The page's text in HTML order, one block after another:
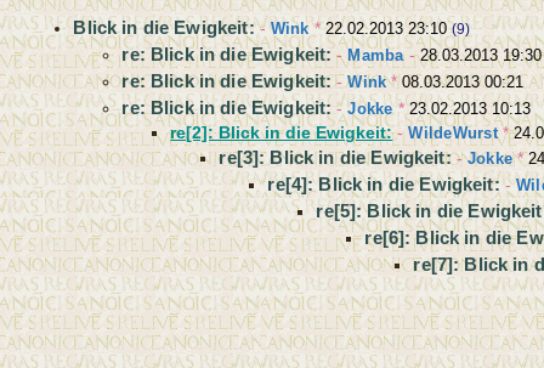
Blick in die Ewigkeit:-Wink *22.02.2013 23:10 (9)
re: Blick in die Ewigkeit: - Mamba-28.03.2013 19:30
re: Blick in die Ewigkeit:-Wink*08.03.2013 00:21
re: Blick in die Ewigkeit:-Jokke*23.02.2013 10:13
re[2]: Blick in die Ewigkeit:-WildeWurst*
re[3]: Blick in die Ewigkeit:-Jokke*
re[4]: Blick in die Ewigkeit: -
re[5]: Blick in die
re[6]: Blick in die
re[7]: Blick in